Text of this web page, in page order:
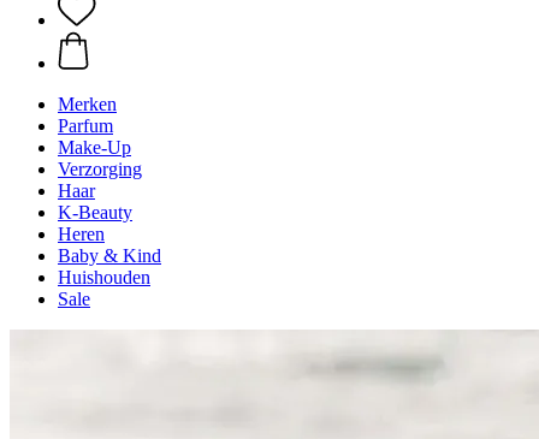
Merken
Parfum
Make-Up
Verzorging
Haar
K-Beauty
Heren
Baby & Kind
Huishouden
Sale